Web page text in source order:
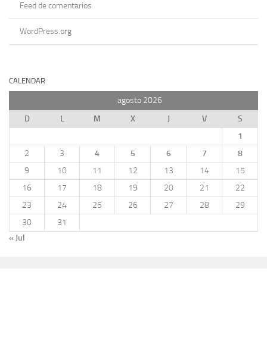
Feed de comentarios
WordPress.org
CALENDAR
agosto 2026
D
L M X J V
S
1
2
3 4 5 6 7
8
9
10 11 12 13 14
15
16
17 18 19 20 21
22
23
24 25 26 27 28
29
30
31
« Jul